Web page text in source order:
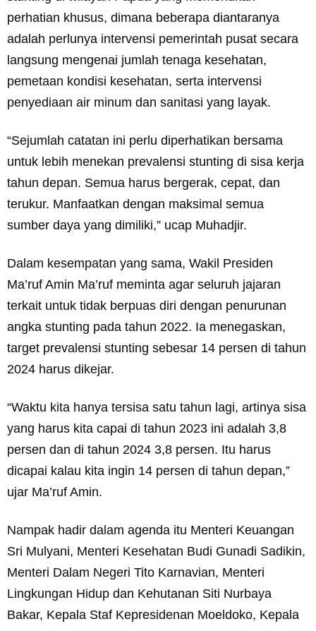
perhatian khusus, dimana beberapa diantaranya
adalah perlunya intervensi pemerintah pusat secara
langsung mengenai jumlah tenaga kesehatan,
pemetaan kondisi kesehatan, serta intervensi
penyediaan air minum dan sanitasi yang layak.
“Sejumlah catatan ini perlu diperhatikan bersama
untuk lebih menekan prevalensi stunting di sisa kerja
tahun depan. Semua harus bergerak, cepat, dan
terukur. Manfaatkan dengan maksimal semua
sumber daya yang dimiliki,” ucap Muhadjir.
Dalam kesempatan yang sama, Wakil Presiden
Ma’ruf Amin Ma’ruf meminta agar seluruh jajaran
terkait untuk tidak berpuas diri dengan penurunan
angka stunting pada tahun 2022. Ia menegaskan,
target prevalensi stunting sebesar 14 persen di tahun
2024 harus dikejar.
“Waktu kita hanya tersisa satu tahun lagi, artinya sisa
yang harus kita capai di tahun 2023 ini adalah 3,8
persen dan di tahun 2024 3,8 persen. Itu harus
dicapai kalau kita ingin 14 persen di tahun depan,”
ujar Ma’ruf Amin.
Nampak hadir dalam agenda itu Menteri Keuangan
Sri Mulyani, Menteri Kesehatan Budi Gunadi Sadikin,
Menteri Dalam Negeri Tito Karnavian, Menteri
Lingkungan Hidup dan Kehutanan Siti Nurbaya
Bakar, Kepala Staf Kepresidenan Moeldoko, Kepala